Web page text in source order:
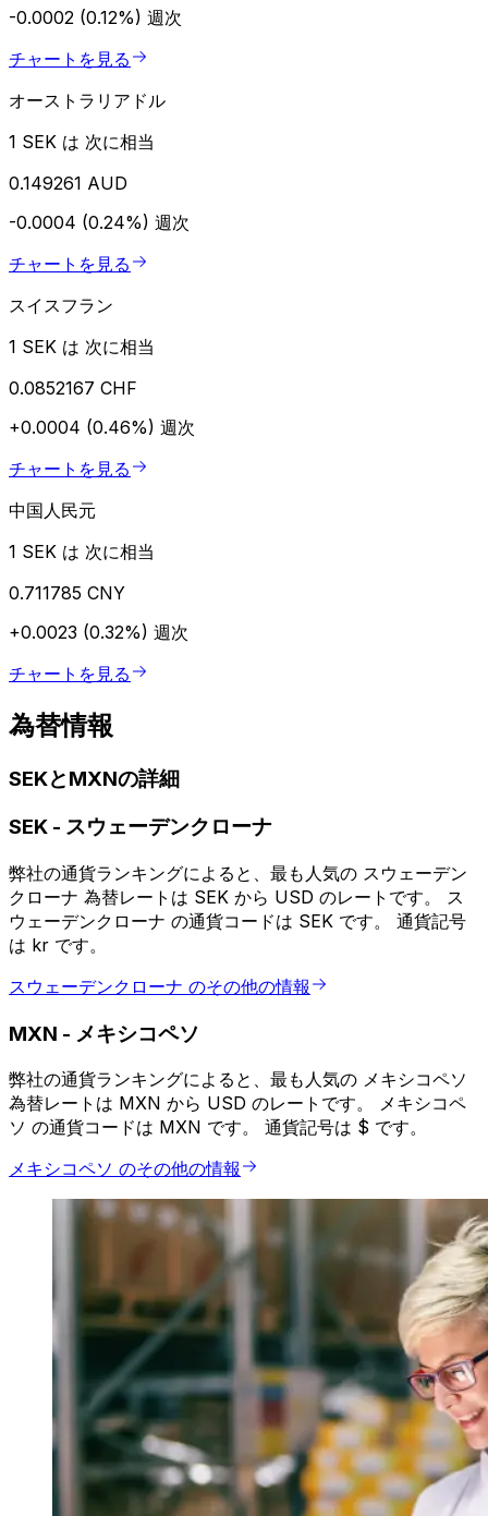
-0.0002 (0.12%) 週次
チャートを見る
オーストラリアドル
1 SEK は 次に相当
0.149261 AUD
-0.0004 (0.24%) 週次
チャートを見る
スイスフラン
1 SEK は 次に相当
0.0852167 CHF
+0.0004 (0.46%) 週次
チャートを見る
中国人民元
1 SEK は 次に相当
0.711785 CNY
+0.0023 (0.32%) 週次
チャートを見る
為替情報
SEKとMXNの詳細
SEK - スウェーデンクローナ
弊社の通貨ランキングによると、最も人気の スウェーデン
クローナ 為替レートは SEK から USD のレートです。 ス
ウェーデンクローナ の通貨コードは SEK です。 通貨記号
は kr です。
スウェーデンクローナ のその他の情報
MXN - メキシコペソ
弊社の通貨ランキングによると、最も人気の メキシコペソ
為替レートは MXN から USD のレートです。 メキシコペ
ソ の通貨コードは MXN です。 通貨記号は $ です。
メキシコペソ のその他の情報